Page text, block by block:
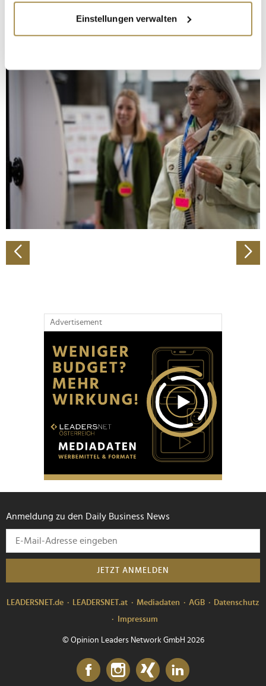
Informationen über Ihre geografische Lage
erfassen, welche bis auf einige Meter genau sein
bestimmten Merkmalen (Fingerprinting) identifizieren
Erfahren Sie mehr darüber, wie Ihre persönlichen Daten
verarbeitet werden, und legen Sie Ihre Präferenzen im
Abschnitt Einzelheiten fest.
Wir verwenden Cookies, um Inhalte und Anzeigen zu
personalisieren, Funktionen für soziale Medien anbieten
zu können und die Zugriffe auf unsere Website zu
analysieren. Außerdem geben wir Informationen zu Ihrer
Verwendung unserer Website an unsere Partner für
soziale Medien, Werbung und Analysen weiter. Unsere
Partner führen diese Informationen möglicherweise mit
weiteren Daten zusammen, die Sie ihnen bereitgestellt
Einstellungen verwalten
Advertisement
Anmeldung zu den Daily Business News
JETZT ANMELDEN
LEADERSNET.de LEADERSNET.at Mediadaten AGB
Datenschutz
Impressum
© Opinion Leaders Network GmbH 2026